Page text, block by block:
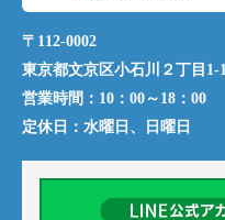
〒112-0002
東京都文京区小石川２丁目
営業時間： 10：00～18：00
定休日： 水曜日、日曜日